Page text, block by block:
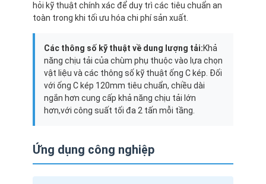
Trang chủ
Các sản phẩm
hỏi kỹ thuật chính xác để duy trì các tiêu chuẩn an
toàn trong khi tối ưu hóa chi phí sản xuất.
Các thông số kỹ thuật về dung lượng tải:Khả
năng chịu tải của chùm phụ thuộc vào lựa chọn
vật liệu và các thông số kỹ thuật ống C kép. Đối
với ống C kép 120mm tiêu chuẩn, chiều dài
ngắn hơn cung cấp khả năng chịu tải lớn
hơn,với công suất tối đa 2 tấn mỗi tầng.
Ứng dụng công nghiệp